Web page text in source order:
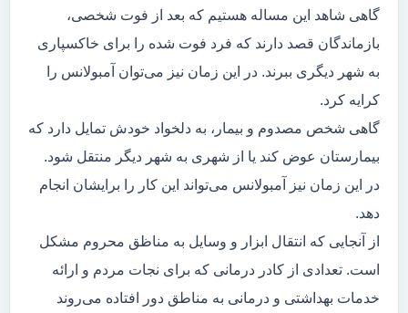
گاهی شاهد این مساله هستیم که بعد از فوت شخصی،
بازماندگان قصد دارند که فرد فوت شده را برای خاکسپاری
به شهر دیگری ببرند. در این زمان نیز می‌توان آمبولانس را
کرایه کرد.
گاهی شخص مصدوم و بیمار، به دلخواد خودش تمایل دارد که
بیمارستان عوض کند یا از شهری به شهر دیگر منتقل شود.
در این زمان نیز آمبولانس می‌تواند این کار را برایشان انجام
دهد.
از آنجایی که انتقال ابزار و وسایل به مناظق محروم مشکل
است. تعدادی از کادر درمانی که برای نجات مردم و ارائه
خدمات بهداشتی و درمانی به مناطق دور افتاده می‌روند